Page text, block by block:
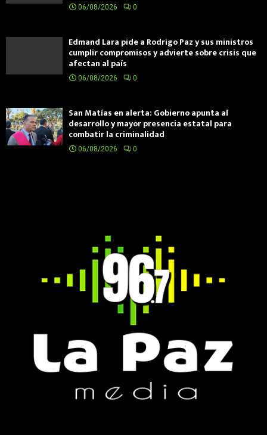
06/08/2026 0
Edmand Lara pide a Rodrigo Paz y sus ministros
cumplir compromisos y advierte sobre crisis que
afectan al país
06/08/2026 0
San Matías en alerta: Gobierno apunta al
desarrollo y mayor presencia estatal para
combatir la criminalidad
06/08/2026 0